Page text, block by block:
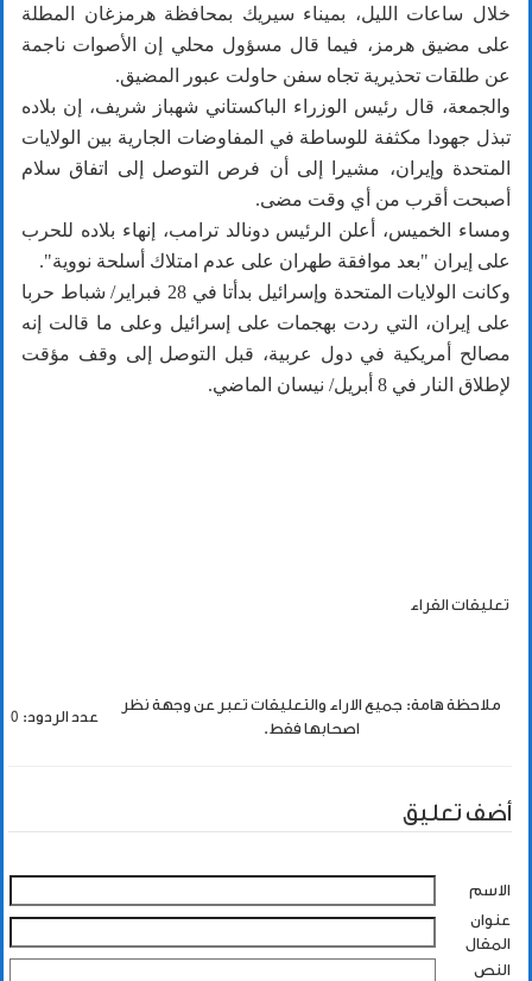
خلال ساعات الليل، بميناء سيريك بمحافظة هرمزغان المطلة
على مضيق هرمز، فيما قال مسؤول محلي إن الأصوات ناجمة
عن طلقات تحذيرية تجاه سفن حاولت عبور المضيق.
والجمعة، قال رئيس الوزراء الباكستاني شهباز شريف، إن بلاده
تبذل جهودا مكثفة للوساطة في المفاوضات الجارية بين الولايات
المتحدة وإيران، مشيرا إلى أن فرص التوصل إلى اتفاق سلام
أصبحت أقرب من أي وقت مضى.
ومساء الخميس، أعلن الرئيس دونالد ترامب، إنهاء بلاده للحرب
على إيران "بعد موافقة طهران على عدم امتلاك أسلحة نووية".
وكانت الولايات المتحدة وإسرائيل بدأتا في 28 فبراير/ شباط حربا
على إيران، التي ردت بهجمات على إسرائيل وعلى ما قالت إنه
مصالح أمريكية في دول عربية، قبل التوصل إلى وقف مؤقت
لإطلاق النار في 8 أبريل/ نيسان الماضي.
تعليقات القراء
ملاحظة هامة: جميع الاراء والتعليقات تعبر عن وجهة نظر
اصحابها فقط.
عدد الردود: 0
أضف تعليق
الاسم
عنوان
المقال
النص